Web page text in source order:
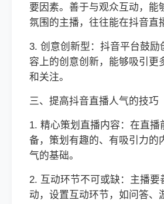
要因素。善于与观众互动，能
氛围的主播，往往能在抖音直
3. 创意创新型：抖音平台鼓励
容上的创意创新，能够吸引更
和关注。
三、提高抖音直播人气的技巧
1. 精心策划直播内容：在直播
备，策划有趣的、有吸引力的
气的基础。
2. 互动环节不可或缺：主播要
动，设置互动环节，如问答、